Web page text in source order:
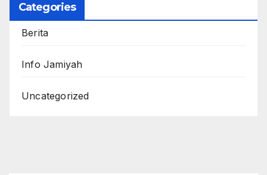
Categories
Berita
Info Jamiyah
Uncategorized